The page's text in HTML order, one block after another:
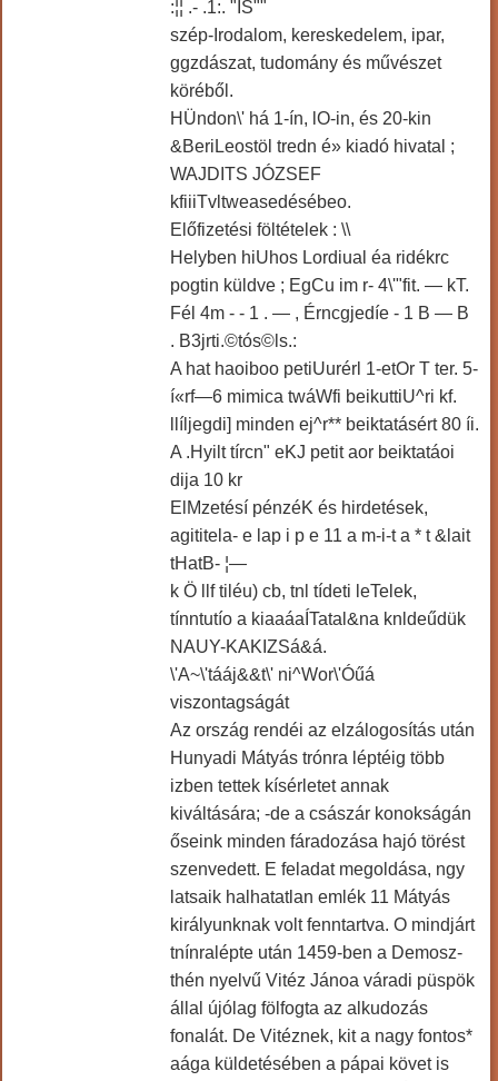
:¦¦ .- .1:. "IS""
szép-Irodalom, kereskedelem, ipar,
ggzdászat, tudomány és művészet
köréből.
HÜndon\' há 1-ín, lO-in, és 20-kin
&BeriLeostöl tredn é» kiadó hivatal ;
WAJDITS JÓZSEF
kfiiiTvltweasedésébeo.
Előfizetési föltételek : \\
Helyben hiUhos Lordiual éa ridékrc
pogtin küldve ; EgCu im r- 4\'"fit. — kT.
Fél 4m - - 1 . — , Érncgjedíe - 1 B — B
. B3jrti.©tós©ls.:
A hat haoiboo petiUurérl 1-etOr T ter. 5-
í«rf—6 mimica twáWfi beikuttiU^ri kf.
llíljegdi] minden ej^r** beiktatásért 80 íi.
A .Hyilt tírcn" eKJ petit aor beiktatáoi
dija 10 kr
ElMzetésí pénzéK és hirdetések,
agititela- e lap i p e 11 a m-i-t a * t &lait
tHatB- ¦—
k Ö llf tiléu) cb, tnl tídeti leTelek,
tínntutío a kiaaáaÍTatal&na knldeűdük
NAUY-KAKIZSá&á.
\'A~\'tááj&&t\' ni^Wor\'Óűá
viszontagságát
Az ország rendéi az elzálogosítás után
Hunyadi Mátyás trónra léptéig több
izben tettek kísérletet annak
kiváltására; -de a császár konokságán
őseink minden fáradozása hajó törést
szenvedett. E feladat megoldása, ngy
latsaik halhatatlan emlék 11 Mátyás
királyunknak volt fenntartva. O mindjárt
tnínralépte után 1459-ben a Demosz-
thén nyelvű Vitéz Jánoa váradi püspök
állal újólag fölfogta az alkudozás
fonalát. De Vitéznek, kit a nagy fontos*
aága küldetésében a pápai követ is